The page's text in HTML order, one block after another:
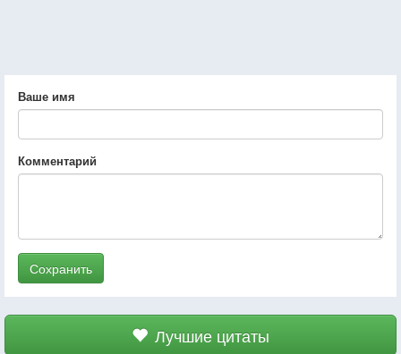
Ваше имя
Комментарий
Сохранить
Лучшие цитаты